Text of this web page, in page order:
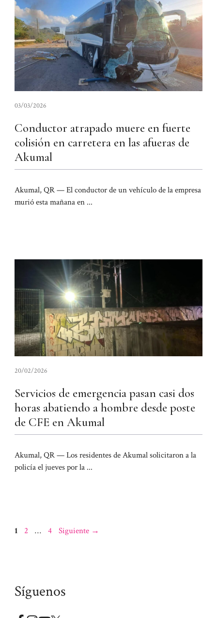
03/03/2026
Conductor atrapado muere en fuerte
colisión en carretera en las afueras de
Akumal
Akumal, QR — El conductor de un vehículo de la empresa
murió esta mañana en ...
20/02/2026
Servicios de emergencia pasan casi dos
horas abatiendo a hombre desde poste
de CFE en Akumal
Akumal, QR — Los residentes de Akumal solicitaron a la
policía el jueves por la ...
Página
1 Página
2 … Página
4 Siguiente →
Síguenos